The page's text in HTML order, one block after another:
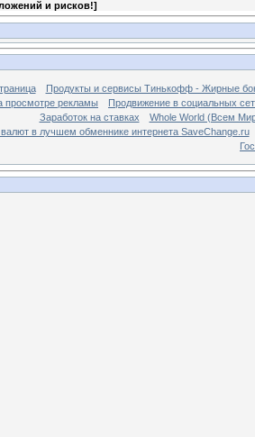
и рисков!]
Продукты и сервисы Тинькофф - Жирные
просмотре рекламы
Продвижение в социальных
Заработок на ставках
Whole World (Всем
в лучшем обменнике интернета SaveChange.ru